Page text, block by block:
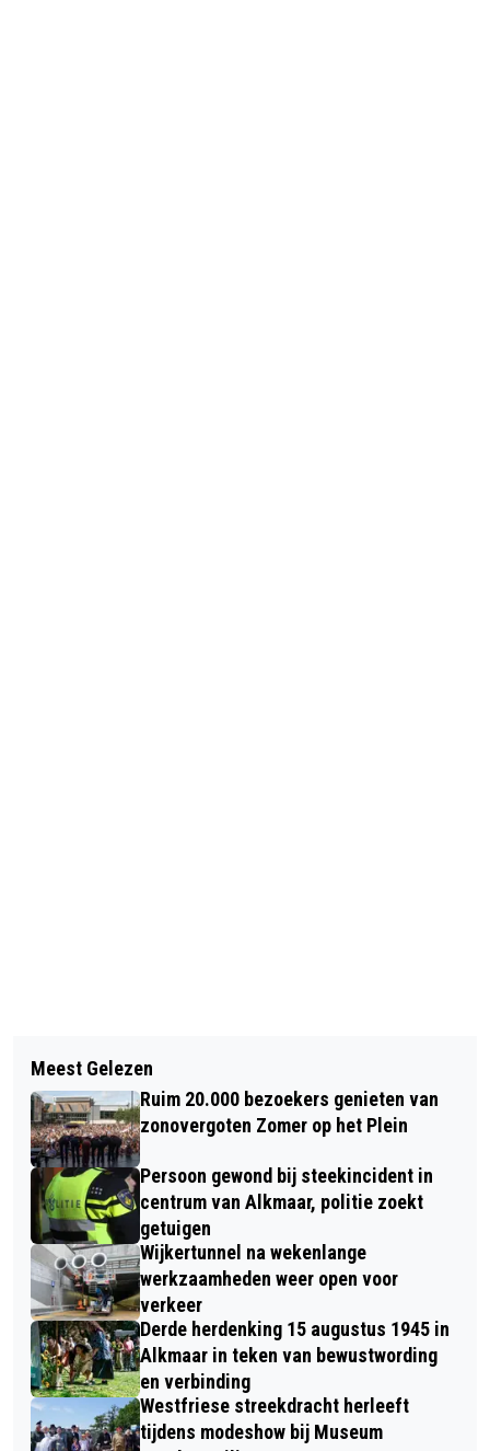
GEMEENTE ALKMAAR START PROEF
MET SOCIAAL PENSION
BOSW8ER IN DE KLAS – AFLEVERING
3: BOOMVRUCHTEN
Meest Gelezen
Ruim 20.000 bezoekers genieten van
zonovergoten Zomer op het Plein
Persoon gewond bij steekincident in
centrum van Alkmaar, politie zoekt
getuigen
Wijkertunnel na wekenlange
werkzaamheden weer open voor
verkeer
Derde herdenking 15 augustus 1945 in
Alkmaar in teken van bewustwording
en verbinding
Westfriese streekdracht herleeft
tijdens modeshow bij Museum